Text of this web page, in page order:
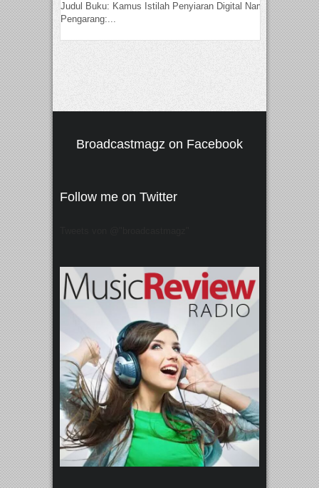
Judul Buku: Kamus Istilah Penyiaran Digital Nama
Pengarang:...
Broadcastmagz on Facebook
Follow me on Twitter